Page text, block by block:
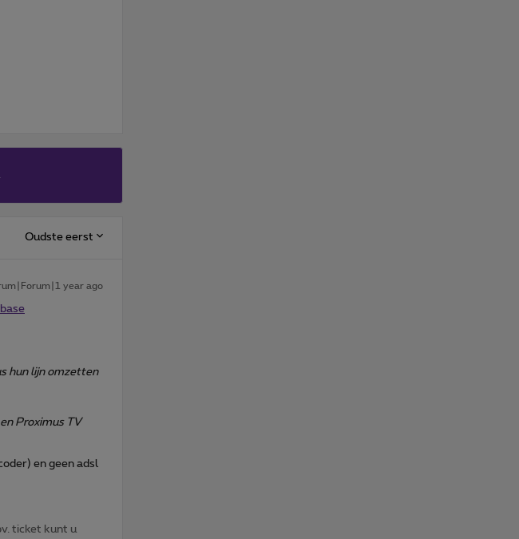
Oudste eerst
year ago
hun lijn omzetten
Proximus TV
en geen adsl
ticket kunt u